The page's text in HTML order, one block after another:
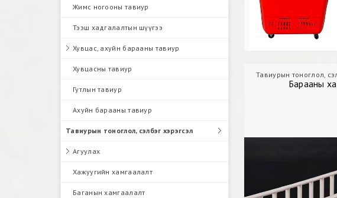
Жимс ногооны тавиур
Тээш хадгалалтын шүүгээ
Хувцас, ахуйн барааны тавиур
Хувцасны тавиур
Гутлын тавиур
Ахуйн барааны тавиур
Тавиурын тоноглол, сэлбэг хэрэгсэл
Агуулах
Хажуугийн хамгаалалт
Баганын хамгаалалт
Тавиурын тоноглол,
Барааны